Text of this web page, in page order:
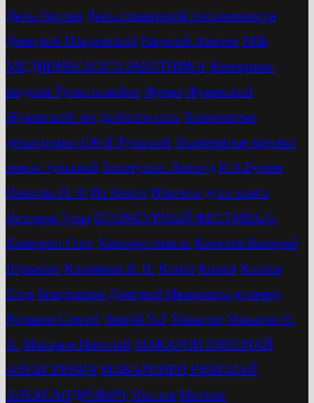
День России День славянской письменности
Дмитрий Покровский Евгений Авилов ЕНЬ
МЕДИЦИНСКОГО РАБОТНИКА Женщины-
медики Тулы на войне Жуков Жуковский
Жуковский: из далёкого села Знаменитые
десантники 106-й Тульской Знаменитые моряки
земли тульской Золотухин Леонид И.А.Бунин
Иванова Н. Ф Из Книги Извечна духа маята
История Тулы ИТЕРАТУРНЫЙ ФЕСТИВАЛь
Каширин Олег Кинофестиваль Киселев Валерий
Юрьевич Клепиков В. И. Книга Книги Козлов
Егор Кондрашов Дмитрий Ивановича краевед
Куликов Сергей Лицей №2 Макаров Макаров Н.
А. Макаров Николай МАКАРОВ НИКОЛАЙ
АЛЕКСЕЕВИЧ МАКАРОВЕЦ НИКОЛАЙ
АЛЕКСАНДРОВИЧ Маслов Митинг